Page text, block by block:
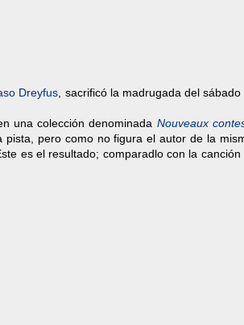
Dreyfus , sacrificó la madrugada del sábado
una colección denominada Nouveaux
pero como no figura el autor de la
es el resultado; comparadlo con la canción